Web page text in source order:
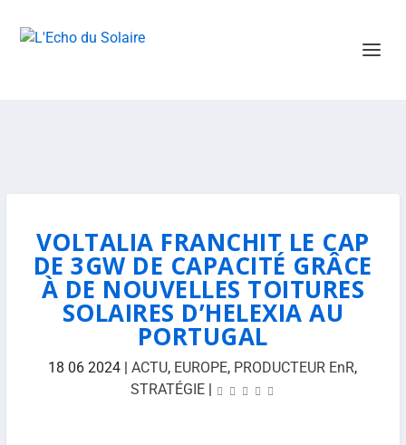
VOLTALIA FRANCHIT LE CAP
DE 3GW DE CAPACITÉ GRÂCE
À DE NOUVELLES TOITURES
SOLAIRES D’HELEXIA AU
PORTUGAL
18 06 2024 |ACTU, EUROPE, PRODUCTEUR EnR,
STRATÉGIE|